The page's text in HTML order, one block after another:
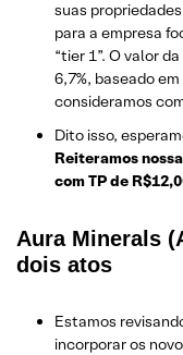
suas
para a empresa
“tier 1”. O valor
6,7%, baseado
consideramos
Dito isso,
Reiteramos
com TP de
Aura Minerals
dois atos
Estamos
incorporar os